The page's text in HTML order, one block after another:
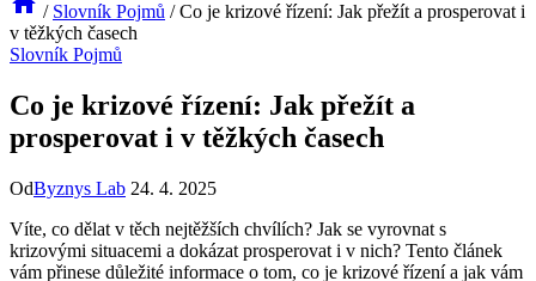
/ Slovník Pojmů / Co je krizové řízení: Jak přežít a prosperovat i
v těžkých časech
Slovník Pojmů
Co je krizové řízení: Jak přežít a
prosperovat i v těžkých časech
OdByznys Lab 24. 4. 2025
Víte, co dělat v těch nejtěžších chvílích? Jak se vyrovnat s
krizovými situacemi a dokázat prosperovat i v nich? Tento článek
vám přinese důležité informace o tom, co je krizové řízení a jak vám